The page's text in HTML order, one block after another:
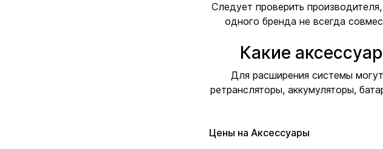
Следует проверить
одного бренда не всегда
Какие
Для расширения системы
ретрансляторы, аккумуляторы,
Цены на Аксессуары